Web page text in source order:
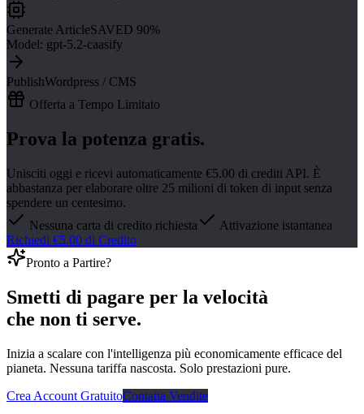
Generate ArticleSAVED 90%
Model: gpt-5.2-caasify
PublishWordpress / CMS
Offerta a Tempo Limitato
Prova la potenza gratis.
Unisciti oggi e ricevi automaticamente €5.00 di crediti API. È
abbastanza per elaborare oltre 25 milioni di token di input senza
spendere un centesimo.
Nessuna carta di credito richiesta
Attivazione istantanea
Richiedi €5.00 di Credito
Pronto a Partire?
Smetti di pagare per la velocità
che non ti serve.
Inizia a scalare con l'intelligenza più economicamente efficace del
pianeta. Nessuna tariffa nascosta. Solo prestazioni pure.
Crea Account GratuitoContatta Vendite